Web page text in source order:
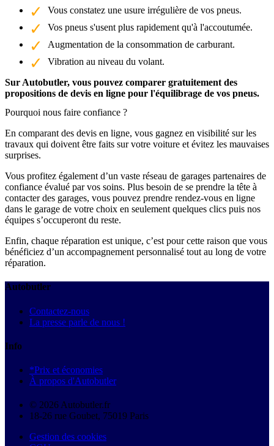
Vous constatez une usure irrégulière de vos pneus.
Vos pneus s'usent plus rapidement qu'à l'accoutumée.
Augmentation de la consommation de carburant.
Vibration au niveau du volant.
Sur Autobutler, vous pouvez comparer gratuitement des
propositions de devis en ligne pour l'équilibrage de vos pneus.
Pourquoi nous faire confiance ?
En comparant des devis en ligne, vous gagnez en visibilité sur les
travaux qui doivent être faits sur votre voiture et évitez les mauvaises
surprises.
Vous profitez également d’un vaste réseau de garages partenaires de
confiance évalué par vos soins. Plus besoin de se prendre la tête à
contacter des garages, vous pouvez prendre rendez-vous en ligne
dans le garage de votre choix en seulement quelques clics puis nos
équipes s’occuperont du reste.
Enfin, chaque réparation est unique, c’est pour cette raison que vous
bénéficiez d’un accompagnement personnalisé tout au long de votre
réparation.
Autobutler
Contactez-nous
La presse parle de nous !
Info
*Prix et économies
À propos d'Autobutler
© 2026 Autobutler.fr
18-26 rue Goubet, 75019 Paris
Gestion des cookies